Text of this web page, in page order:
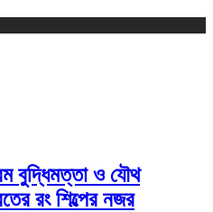
বুদ্ধিমত্তা ও যৌথ
রং শিল্পের নজর